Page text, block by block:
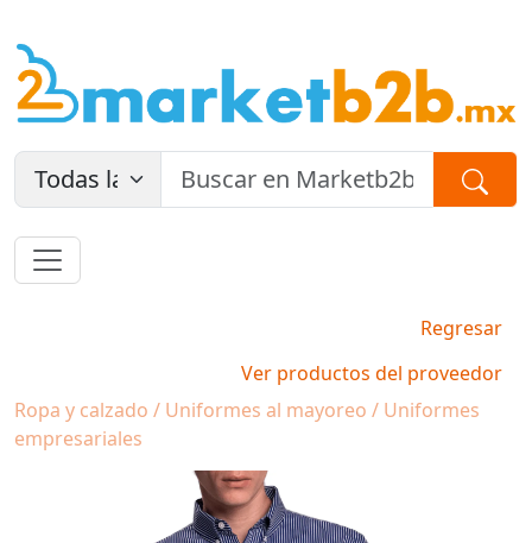
Regresar
Ver productos del proveedor
Ropa y calzado / Uniformes al mayoreo / Uniformes
empresariales